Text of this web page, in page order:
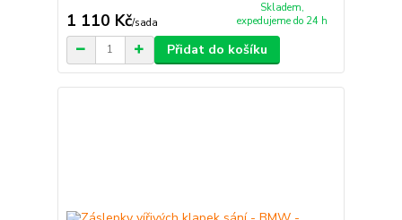
1 110 Kč/sada
Skladem,
expedujeme do 24 h
Přidat do košíku